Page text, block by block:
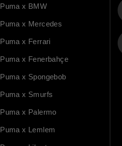
Puma x BMW
Puma x Mercedes
Puma x Ferrari
Puma x Fenerbahçe
Puma x Spongebob
Puma x Smurfs
Puma x Palermo
Puma x Lemlem